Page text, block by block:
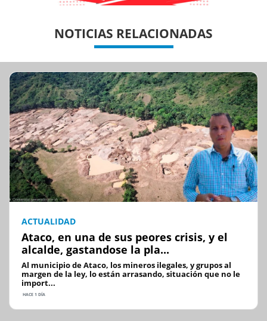
NOTICIAS RELACIONADAS
ACTUALIDAD
Ataco, en una de sus peores crisis, y el
alcalde, gastandose la pla...
Al municipio de Ataco, los mineros ilegales, y grupos al
margen de la ley, lo están arrasando, situación que no le
import...
HACE 1 DÍA